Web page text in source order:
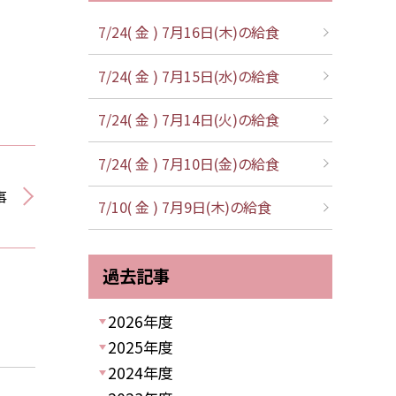
7/24( 金 ) 7月16日(木)の給食
7/24( 金 ) 7月15日(水)の給食
7/24( 金 ) 7月14日(火)の給食
7/24( 金 ) 7月10日(金)の給食
7/10( 金 ) 7月9日(木)の給食
過去記事
2026年度
2025年度
2024年度